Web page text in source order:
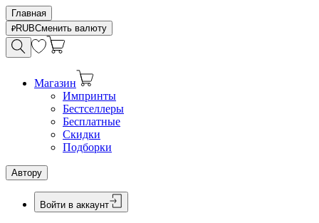
Главная
RUBСменить валюту
Магазин
Импринты
Бестселлеры
Бесплатные
Скидки
Подборки
Автору
Войти в аккаунт